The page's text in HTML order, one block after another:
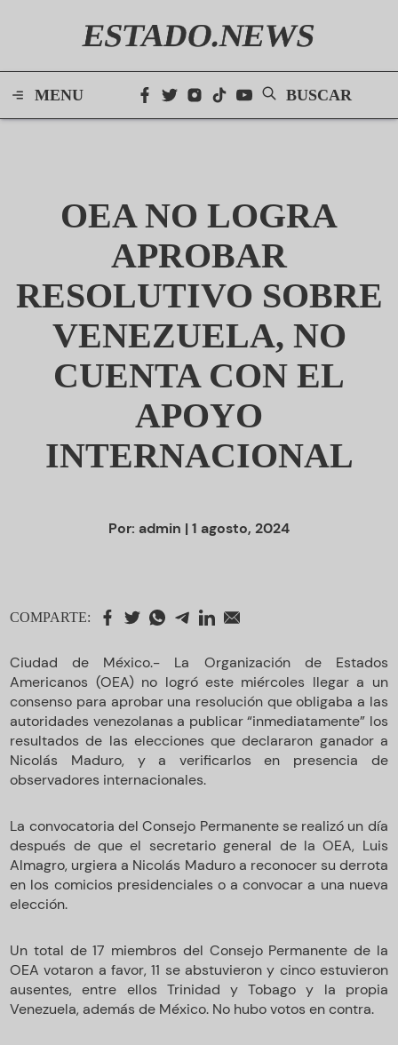
ESTADO.NEWS
MENU BUSCAR
OEA NO LOGRA
APROBAR
RESOLUTIVO SOBRE
VENEZUELA, NO
CUENTA CON EL
APOYO
INTERNACIONAL
Por: admin | 1 agosto, 2024
COMPARTE:
Ciudad de México.- La Organización de Estados
Americanos (OEA) no logró este miércoles llegar a un
consenso para aprobar una resolución que obligaba a las
autoridades venezolanas a publicar “inmediatamente” los
resultados de las elecciones que declararon ganador a
Nicolás Maduro, y a verificarlos en presencia de
observadores internacionales.
La convocatoria del Consejo Permanente se realizó un día
después de que el secretario general de la OEA, Luis
Almagro, urgiera a Nicolás Maduro a reconocer su derrota
en los comicios presidenciales o a convocar a una nueva
elección.
Un total de 17 miembros del Consejo Permanente de la
OEA votaron a favor, 11 se abstuvieron y cinco estuvieron
ausentes, entre ellos Trinidad y Tobago y la propia
Venezuela, además de México. No hubo votos en contra.